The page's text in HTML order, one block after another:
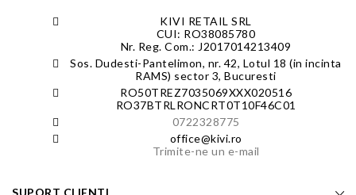
KIVI RETAIL SRL
CUI: RO38085780
Nr. Reg. Com.: J2017014213409
Sos. Dudesti-Pantelimon, nr. 42, Lotul 18 (in incinta
RAMS) sector 3, Bucuresti
RO50TREZ7035069XXX020516
RO37BTRLRONCRT0T10F46C01
0722328775
office@kivi.ro
Trimite-ne un e-mail
SUPORT CLIENTI